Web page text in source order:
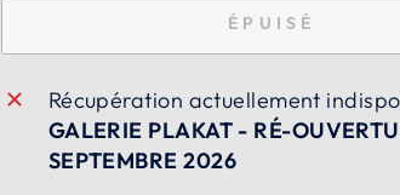
ÉPUISÉ
Récupération actuellement
GALERIE PLAKAT - RÉ-
SEPTEMBRE 2026